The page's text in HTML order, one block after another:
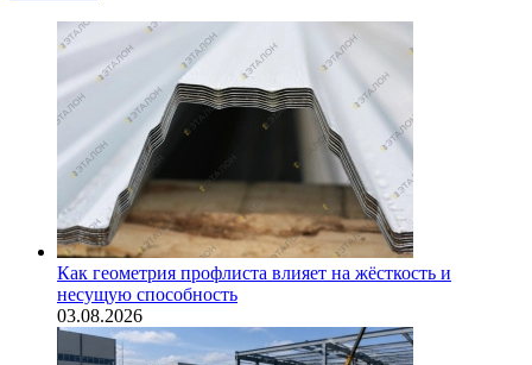
Как геометрия профлиста влияет на жёсткость и
несущую способность
03.08.2026